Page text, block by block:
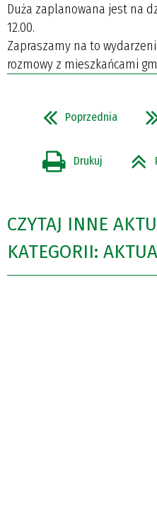
Duża zaplanowana jest na
12.00.
Zapraszamy na to
rozmowy z mieszkańcami
Poprzednia
Drukuj
CZYTAJ INNE
KATEGORII: